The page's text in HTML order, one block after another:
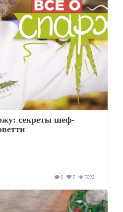
секреты шеф-
7092
3
0